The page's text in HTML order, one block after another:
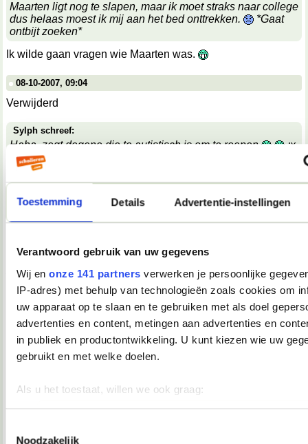
Toestemming Details Advertentie-instellingen
Verantwoord gebruik van uw gegevens
Wij en onze 141 partners verwerken je persoonlijke
IP-adres) met behulp van technologieën zoals cookies om
uw apparaat op te slaan en te gebruiken met als doel
advertenties en content, metingen aan advertenties en
in publiek en productontwikkeling. U kunt kiezen wie uw
gebruikt en met welke doelen.
Als u het toestaat, willen we ook graag:
Noodzakelijk
Maarten ligt nog te slapen, maar ik moet straks naar college
dus helaas moest ik mij aan het bed onttrekken.
*Gaat
ontbijt zoeken*
Ik wilde gaan vragen wie Maarten was.
08-10-2007, 09:04
Verwijderd
Sylph schreef:
Haha, zegt degene die te autistisch is om te roepen
;x
;x
Wat een belabberde failreactie.
08-10-2007, 09:17
OMG! Keelpijn!!
__________________
♥ - I miss all the places we never went. -
08-10-2007, 09:39
Verwijderd
*keelpastille doneer*
08-10-2007, 09:39